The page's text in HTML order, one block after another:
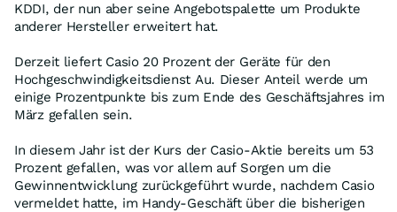
KDDI, der nun aber seine Angebotspalette um Produkte
anderer Hersteller erweitert hat.
Derzeit liefert Casio 20 Prozent der Geräte für den
Hochgeschwindigkeitsdienst Au. Dieser Anteil werde um
einige Prozentpunkte bis zum Ende des Geschäftsjahres im
März gefallen sein.
In diesem Jahr ist der Kurs der Casio-Aktie bereits um 53
Prozent gefallen, was vor allem auf Sorgen um die
Gewinnentwicklung zurückgeführt wurde, nachdem Casio
vermeldet hatte, im Handy-Geschäft über die bisherigen